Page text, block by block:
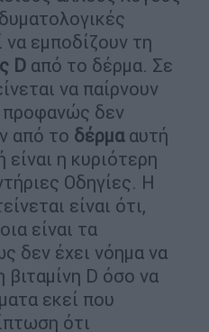
εμποδίζουν τη
D από το δέρμα. Σε
να παίρνουν
προφανώς δεν
από το δέρμααυτή
η κυριότερη
Οδηγίες. Η
είναι ότι,
είναι τα
δεν έχει νόημα να
D όσο να
εκεί που
ότι